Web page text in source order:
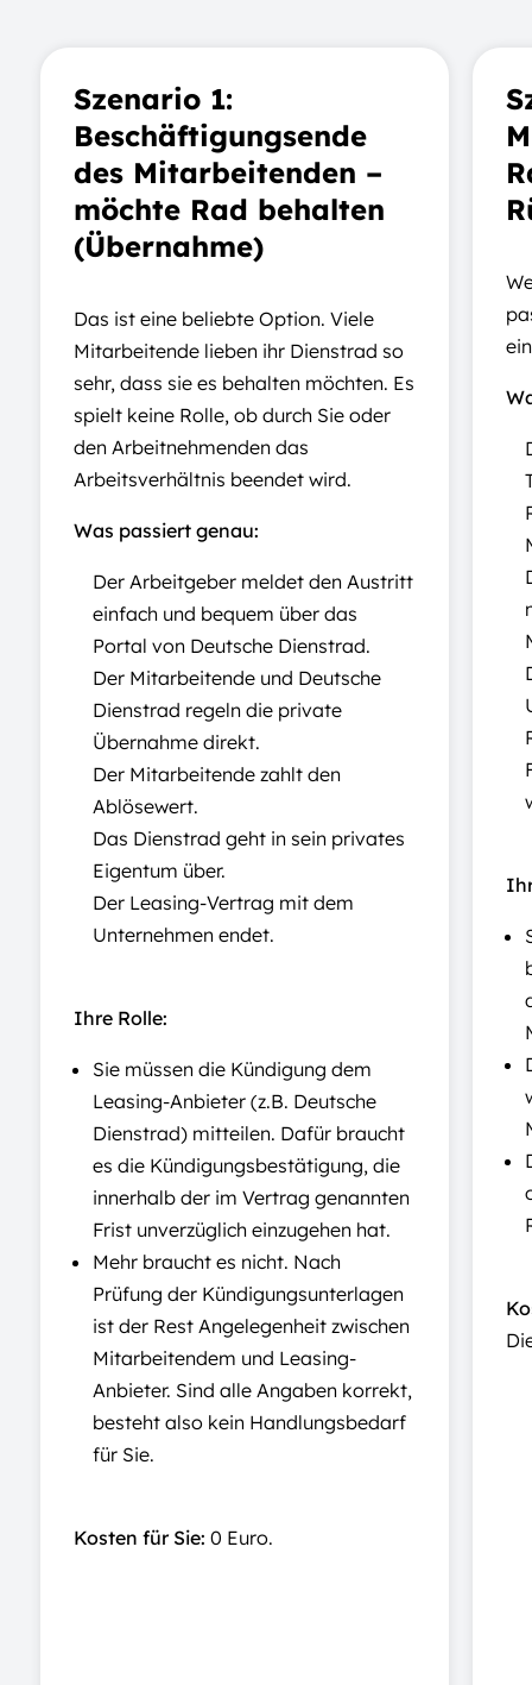
Szenario 1:
Beschäftigungsende
des Mitarbeitenden –
möchte Rad behalten
(Übernahme)
Das ist eine beliebte Option. Viele
Mitarbeitende lieben ihr Dienstrad so
sehr, dass sie es behalten möchten. Es
spielt keine Rolle, ob durch Sie oder
den Arbeitnehmenden das
Arbeitsverhältnis beendet wird.
Was passiert genau:
Der Arbeitgeber meldet den Austritt
einfach und bequem über das
Portal von Deutsche Dienstrad.
Der Mitarbeitende und Deutsche
Dienstrad regeln die private
Übernahme direkt.
Der Mitarbeitende zahlt den
Ablösewert.
Das Dienstrad geht in sein privates
Eigentum über.
Der Leasing-Vertrag mit dem
Unternehmen endet.
Ihre Rolle:
Sie müssen die Kündigung dem
Leasing-Anbieter (z.B. Deutsche
Dienstrad) mitteilen. Dafür braucht
es die Kündigungsbestätigung, die
innerhalb der im Vertrag genannten
Frist unverzüglich einzugehen hat.
Mehr braucht es nicht. Nach
Prüfung der Kündigungsunterlagen
ist der Rest Angelegenheit zwischen
Mitarbeitendem und Leasing-
Anbieter. Sind alle Angaben korrekt,
besteht also kein Handlungsbedarf
für Sie.
Kosten für Sie: 0 Euro.